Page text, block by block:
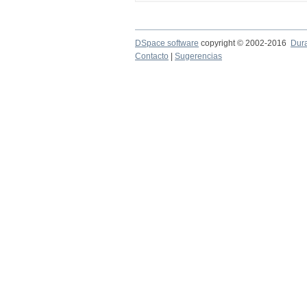
DSpace software copyright © 2002-2016
Contacto
Sugerencias